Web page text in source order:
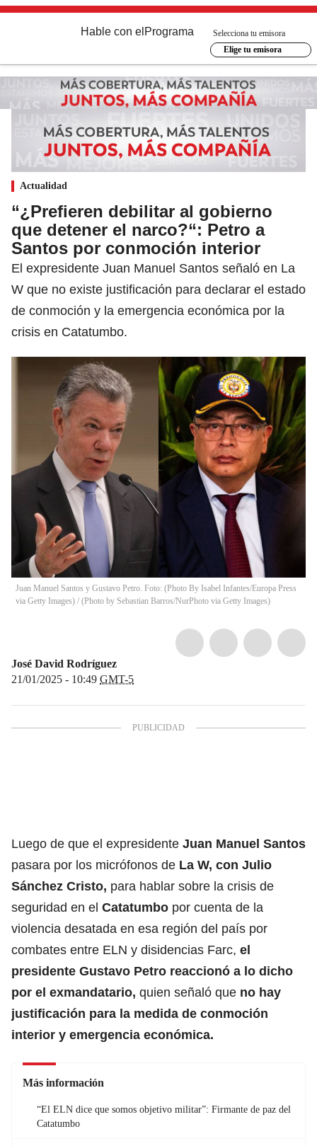
Hable con el Programa
Selecciona tu emisora
Elige tu emisora
Actualidad
“¿Prefieren debilitar al gobierno
que detener el narco?“: Petro a
Santos por conmoción interior
El expresidente Juan Manuel Santos señaló en La
W que no existe justificación para declarar el estado
de conmoción y la emergencia económica por la
crisis en Catatumbo.
Juan Manuel Santos y Gustavo Petro. Foto: (Photo By Isabel Infantes/Europa Press
via Getty Images) / (Photo by Sebastian Barros/NurPhoto via Getty Images)
José David Rodríguez
21/01/2025 - 10:49 GMT-5
Luego de que el expresidente Juan Manuel Santos
pasara por los micrófonos de La W, con Julio
Sánchez Cristo, para hablar sobre la crisis de
seguridad en el Catatumbo por cuenta de la
violencia desatada en esa región del país por
combates entre ELN y disidencias Farc, el
presidente Gustavo Petro reaccionó a lo dicho
por el exmandatario, quien señaló que no hay
justificación para la medida de conmoción
interior y emergencia económica.
Más información
“El ELN dice que somos objetivo militar”: Firmante de paz del
Catatumbo